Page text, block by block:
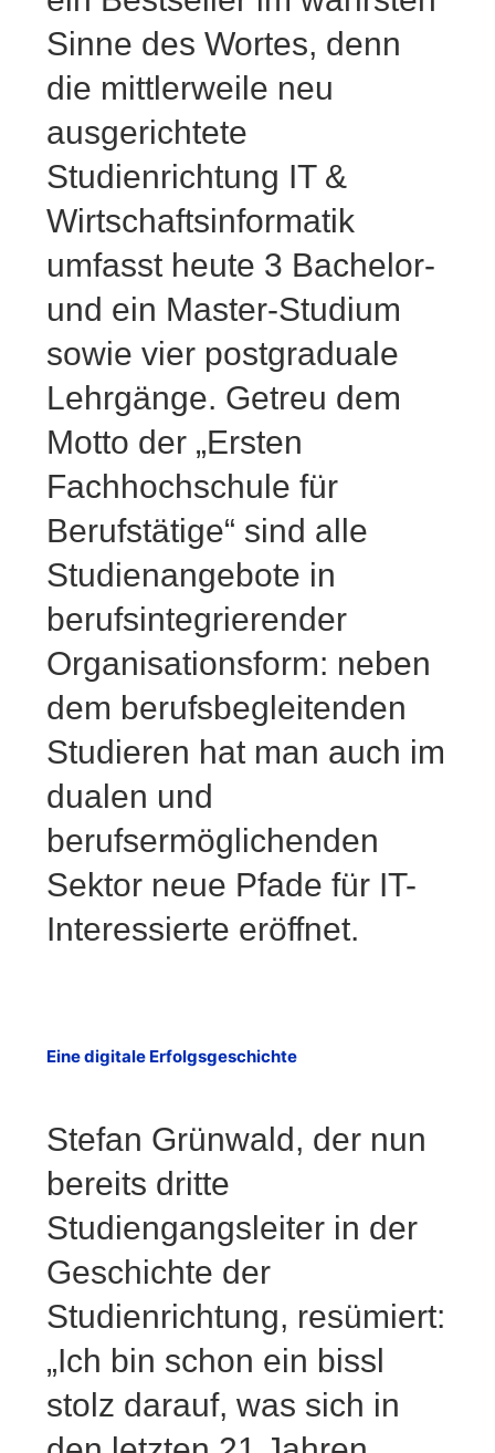
Sinne des Wortes, denn
die mittlerweile neu
ausgerichtete
Studienrichtung IT &
Wirtschaftsinformatik
umfasst heute 3 Bachelor-
und ein Master-Studium
sowie vier postgraduale
Lehrgänge. Getreu dem
Motto der „Ersten
Fachhochschule für
Berufstätige“ sind alle
Studienangebote in
berufsintegrierender
Organisationsform: neben
dem berufsbegleitenden
Studieren hat man auch im
dualen und
berufsermöglichenden
Sektor neue Pfade für IT-
Interessierte eröffnet.
Eine digitale Erfolgsgeschichte
Stefan Grünwald, der nun
bereits dritte
Studiengangsleiter in der
Geschichte der
Studienrichtung, resümiert:
„Ich bin schon ein bissl
stolz darauf, was sich in